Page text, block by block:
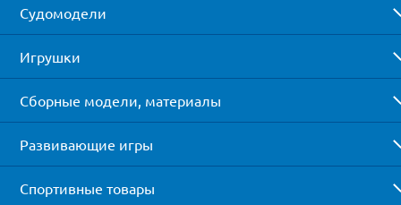
Судомодели
Игрушки
Сборные модели, материалы
Развивающие игры
Спортивные товары